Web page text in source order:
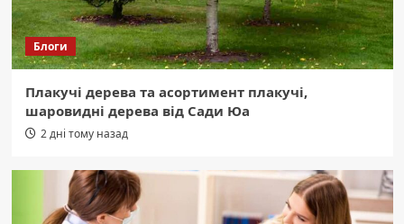
Блоги
Плакучі дерева та асортимент плакучі,
шаровидні дерева від Сади Юа
2 дні тому назад